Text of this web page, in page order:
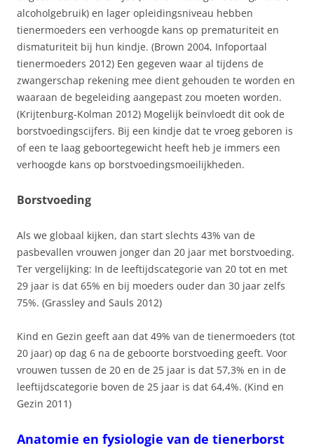
alcoholgebruik) en lager opleidingsniveau hebben
tienermoeders een verhoogde kans op prematuriteit en
dismaturiteit bij hun kindje. (Brown 2004, Infoportaal
tienermoeders 2012) Een gegeven waar al tijdens de
zwangerschap rekening mee dient gehouden te worden en
waaraan de begeleiding aangepast zou moeten worden.
(Krijtenburg-Kolman 2012) Mogelijk beïnvloedt dit ook de
borstvoedingscijfers. Bij een kindje dat te vroeg geboren is
of een te laag geboortegewicht heeft heb je immers een
verhoogde kans op borstvoedingsmoeilijkheden.
Borstvoeding
Als we globaal kijken, dan start slechts 43% van de
pasbevallen vrouwen jonger dan 20 jaar met borstvoeding.
Ter vergelijking: In de leeftijdscategorie van 20 tot en met
29 jaar is dat 65% en bij moeders ouder dan 30 jaar zelfs
75%. (Grassley and Sauls 2012)
Kind en Gezin geeft aan dat 49% van de tienermoeders (tot
20 jaar) op dag 6 na de geboorte borstvoeding geeft. Voor
vrouwen tussen de 20 en de 25 jaar is dat 57,3% en in de
leeftijdscategorie boven de 25 jaar is dat 64,4%. (Kind en
Gezin 2011)
Anatomie en fysiologie van de tienerborst